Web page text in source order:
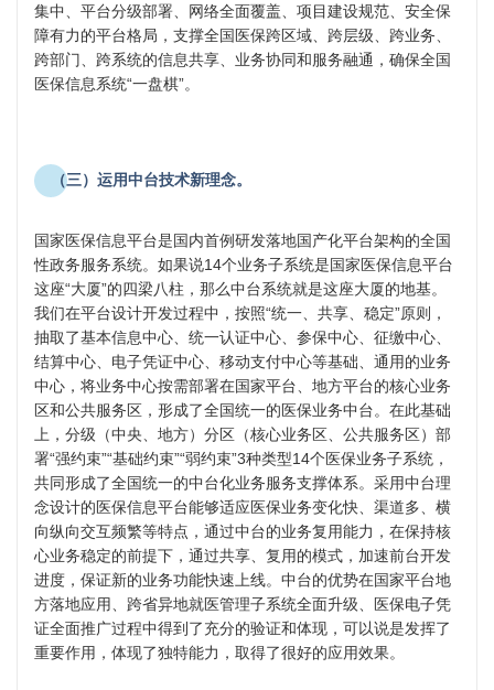
集中、平台分级部署、网络全面覆盖、项目建设规范、安全保
障有力的平台格局，支撑全国医保跨区域、跨层级、跨业务、
跨部门、跨系统的信息共享、业务协同和服务融通，确保全国
医保信息系统“一盘棋”。
（三）运用中台技术新理念。
国家医保信息平台是国内首例研发落地国产化平台架构的全国
性政务服务系统。如果说14个业务子系统是国家医保信息平台
这座“大厦”的四梁八柱，那么中台系统就是这座大厦的地基。
我们在平台设计开发过程中，按照“统一、共享、稳定”原则，
抽取了基本信息中心、统一认证中心、参保中心、征缴中心、
结算中心、电子凭证中心、移动支付中心等基础、通用的业务
中心，将业务中心按需部署在国家平台、地方平台的核心业务
区和公共服务区，形成了全国统一的医保业务中台。在此基础
上，分级（中央、地方）分区（核心业务区、公共服务区）部
署“强约束”“基础约束”“弱约束”3种类型14个医保业务子系统，
共同形成了全国统一的中台化业务服务支撑体系。采用中台理
念设计的医保信息平台能够适应医保业务变化快、渠道多、横
向纵向交互频繁等特点，通过中台的业务复用能力，在保持核
心业务稳定的前提下，通过共享、复用的模式，加速前台开发
进度，保证新的业务功能快速上线。中台的优势在国家平台地
方落地应用、跨省异地就医管理子系统全面升级、医保电子凭
证全面推广过程中得到了充分的验证和体现，可以说是发挥了
重要作用，体现了独特能力，取得了很好的应用效果。